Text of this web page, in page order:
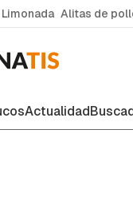
Limonada Alitas de
Actualidad